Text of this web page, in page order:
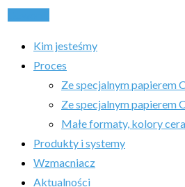
Kim jesteśmy
Proces
Ze specjalnym papierem
Ze specjalnym papierem
Małe formaty, kolory
Produkty i systemy
Wzmacniacz
Aktualności